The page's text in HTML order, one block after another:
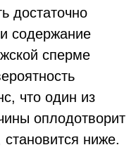
достаточно
содержание
сперме
что один из
оплодотворит
ниже.